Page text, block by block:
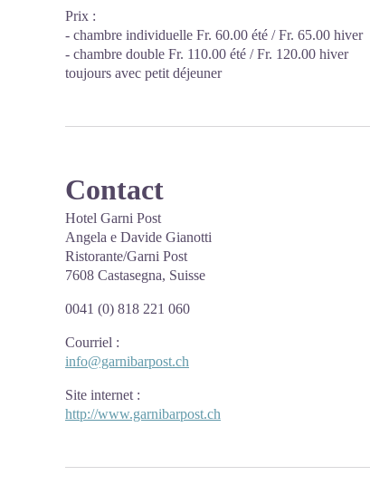
Prix :
- chambre individuelle Fr. 60.00 été / Fr. 65.00 hiver
- chambre double Fr. 110.00 été / Fr. 120.00 hiver
toujours avec petit déjeuner
Contact
Hotel Garni Post
Angela e Davide Gianotti
Ristorante/Garni Post
7608 Castasegna, Suisse
0041 (0) 818 221 060
Courriel :
info@garnibarpost.ch
Site internet :
http://www.garnibarpost.ch